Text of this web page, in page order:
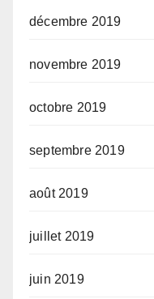
décembre 2019
novembre 2019
octobre 2019
septembre 2019
août 2019
juillet 2019
juin 2019